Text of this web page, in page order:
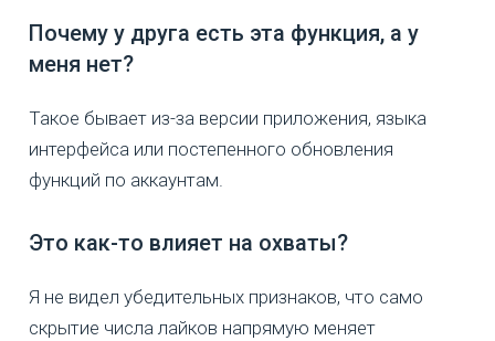
Почему у друга есть эта функция, а у
меня нет?
Такое бывает из-за версии приложения, языка
интерфейса или постепенного обновления
функций по аккаунтам.
Это как-то влияет на охваты?
Я не видел убедительных признаков, что само
скрытие числа лайков напрямую меняет